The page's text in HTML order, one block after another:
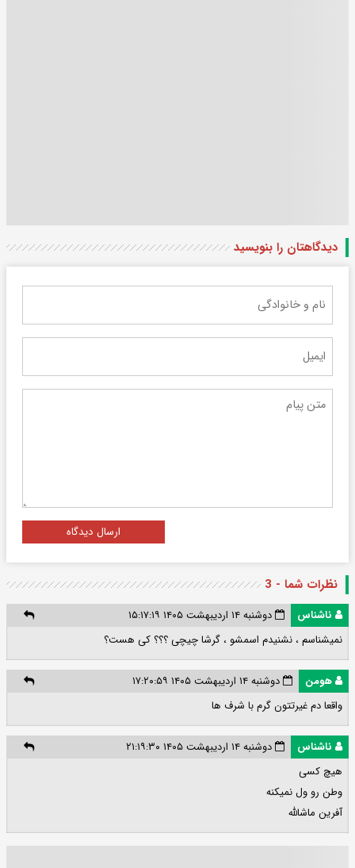
دیدگاهتان را بنویسید
ارسال دیدگاه
نظرات شما - 3
ناشناس
دوشنبه ۱۴ اردیبهشت ۱۴۰۵ ۱۵:۱۷:۱۹
نمیشناسم ، نشنیدم اسمشو ، گرشا چیچی ؟؟؟ کی هست؟
هومن
دوشنبه ۱۴ اردیبهشت ۱۴۰۵ ۱۷:۲۰:۵۹
واقعا دم غیرتتون گرم با شرف ها
ناشناس
دوشنبه ۱۴ اردیبهشت ۱۴۰۵ ۲۱:۱۹:۳۰
هیچ کسی
وطن رو ول نمیکنه
آفرین ماشالله